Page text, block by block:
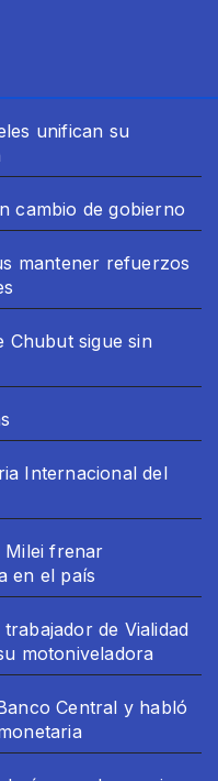
unifican su
cambio de gobierno
mantener refuerzos
Chubut sigue sin
Internacional del
Milei frenar
en el país
de Vialidad
motoniveladora
Central y habló